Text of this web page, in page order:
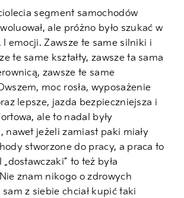
segment samochodów
ale próżno było szukać w
emocji. Zawsze te same silniki i
te same kształty, zawsze ta sama
zawsze te same
moc rosła, wyposażenie
lepsze, jazda bezpieczniejsza i
ale to nadal były
nawet jeżeli zamiast paki miały
stworzone do pracy, a praca to
to też była
znam nikogo o zdrowych
sam z siebie chciał kupić taki